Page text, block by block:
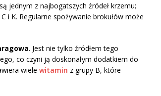
są jednym z najbogatszych źródeł krzemu;
i K. Regularne spożywanie brokułów może
. Jest nie tylko źródłem tego
co czyni ją doskonałym dodatkiem do
wiele witamin z grupy B, które